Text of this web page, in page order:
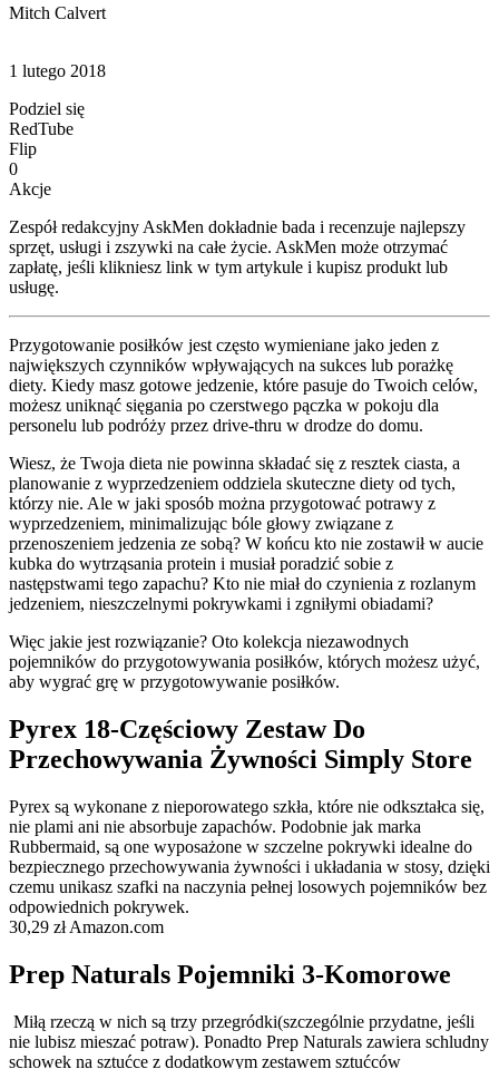
Mitch Calvert
1 lutego 2018
Podziel się
RedTube
Flip
0
Akcje
Zespół redakcyjny AskMen dokładnie bada i recenzuje najlepszy
sprzęt, usługi i zszywki na całe życie. AskMen może otrzymać
zapłatę, jeśli klikniesz link w tym artykule i kupisz produkt lub
usługę.
Przygotowanie posiłków jest często wymieniane jako jeden z
największych czynników wpływających na sukces lub porażkę
diety. Kiedy masz gotowe jedzenie, które pasuje do Twoich celów,
możesz uniknąć sięgania po czerstwego pączka w pokoju dla
personelu lub podróży przez drive-thru w drodze do domu.
Wiesz, że Twoja dieta nie powinna składać się z resztek ciasta, a
planowanie z wyprzedzeniem oddziela skuteczne diety od tych,
którzy nie. Ale w jaki sposób można przygotować potrawy z
wyprzedzeniem, minimalizując bóle głowy związane z
przenoszeniem jedzenia ze sobą? W końcu kto nie zostawił w aucie
kubka do wytrząsania protein i musiał poradzić sobie z
następstwami tego zapachu? Kto nie miał do czynienia z rozlanym
jedzeniem, nieszczelnymi pokrywkami i zgniłymi obiadami?
Więc jakie jest rozwiązanie? Oto kolekcja niezawodnych
pojemników do przygotowywania posiłków, których możesz użyć,
aby wygrać grę w przygotowywanie posiłków.
Pyrex 18-Częściowy Zestaw Do
Przechowywania Żywności Simply Store
Pyrex są wykonane z nieporowatego szkła, które nie odkształca się,
nie plami ani nie absorbuje zapachów. Podobnie jak marka
Rubbermaid, są one wyposażone w szczelne pokrywki idealne do
bezpiecznego przechowywania żywności i układania w stosy, dzięki
czemu unikasz szafki na naczynia pełnej losowych pojemników bez
odpowiednich pokrywek.
30,29 zł Amazon.com
Prep Naturals Pojemniki 3-Komorowe
Miłą rzeczą w nich są trzy przegródki(szczególnie przydatne, jeśli
nie lubisz mieszać potraw). Ponadto Prep Naturals zawiera schludny
schowek na sztućce z dodatkowym zestawem sztućców